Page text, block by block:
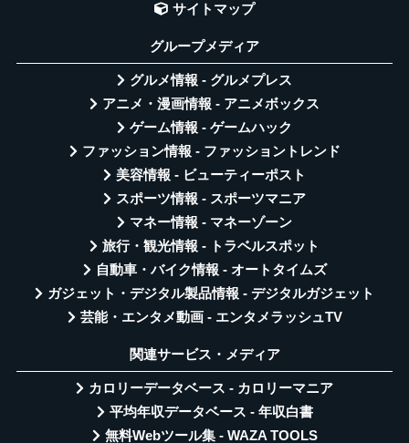
サイトマップ
グループメディア
グルメ情報 - グルメプレス
アニメ・漫画情報 - アニメボックス
ゲーム情報 - ゲームハック
ファッション情報 - ファッショントレンド
美容情報 - ビューティーポスト
スポーツ情報 - スポーツマニア
マネー情報 - マネーゾーン
旅行・観光情報 - トラベルスポット
自動車・バイク情報 - オートタイムズ
ガジェット・デジタル製品情報 - デジタルガジェット
芸能・エンタメ動画 - エンタメラッシュTV
関連サービス・メディア
カロリーデータベース - カロリーマニア
平均年収データベース - 年収白書
無料Webツール集 - WAZA TOOLS